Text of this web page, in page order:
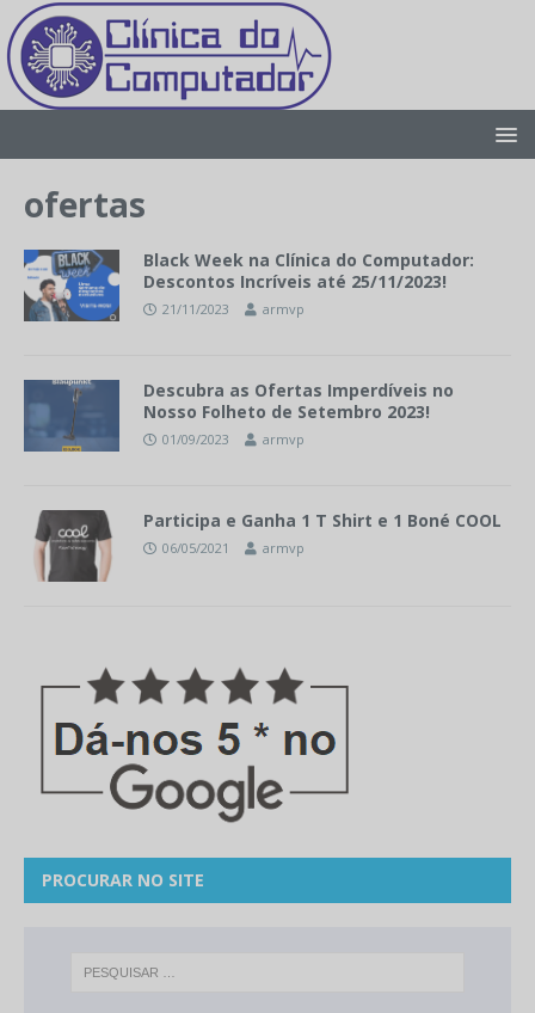
ofertas
Black Week na Clínica do Computador:
Descontos Incríveis até 25/11/2023!
21/11/2023 armvp
Descubra as Ofertas Imperdíveis no
Nosso Folheto de Setembro 2023!
01/09/2023 armvp
Participa e Ganha 1 T Shirt e 1 Boné COOL
06/05/2021 armvp
PROCURAR NO SITE